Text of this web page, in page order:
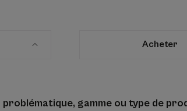
Acheter
gamme ou type de